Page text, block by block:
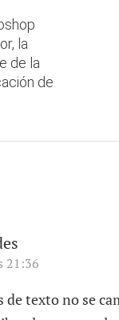
la
de la
de
21:36
texto no se